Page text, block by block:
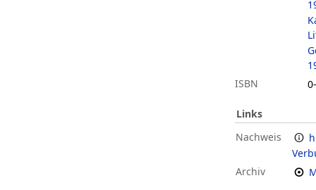
ISBN
Links
Nachweis
Archiv